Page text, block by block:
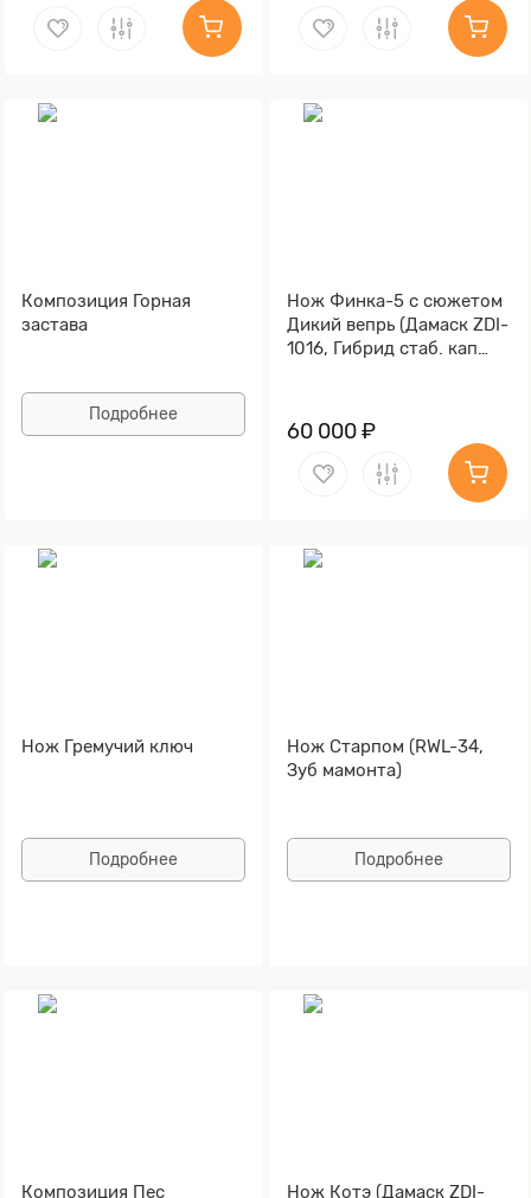
Композиция Горная
застава
Подробнее
Нож Финка-5 с сюжетом
Дикий вепрь (Дамаск ZDI-
1016, Гибрид стаб. кап
60 000 ₽
Нож Гремучий ключ
Подробнее
Нож Старпом (RWL-34,
Зуб мамонта)
Подробнее
Композиция Пес Нож Котэ (Дамаск ZDI-